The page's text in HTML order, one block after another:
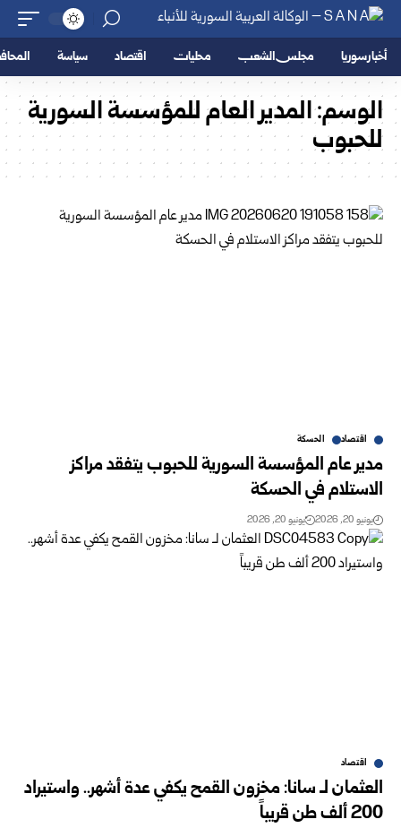
أخبار سوريا مجلس الشعب محليات اقتصاد سياسة
الوسم:المدير العام للمؤسسة السورية
للحبوب
اقتصاد الحسكة
مدير عام المؤسسة السورية للحبوب يتفقد مراكز
الاستلام في الحسكة
يونيو 20, 2026 يونيو 20, 2026
اقتصاد
العثمان لـ سانا: مخزون القمح يكفي عدة أشهر.. واستيراد
200 ألف طن قريباً